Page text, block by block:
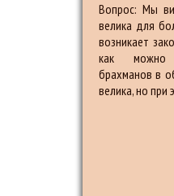
Вопрос: Мы
велика для
возникает
как можно
брахманов в
велика, но при